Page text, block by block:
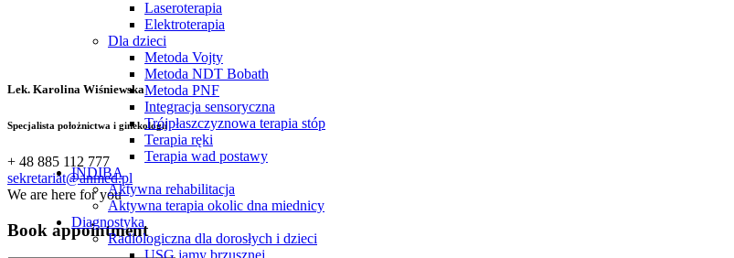
Laseroterapia
Elektroterapia
Dla dzieci
Metoda Vojty
Metoda NDT Bobath
Metoda PNF
Integracja sensoryczna
Trójpłaszczyznowa terapia stóp
Terapia ręki
Terapia wad postawy
INDIBA
Aktywna rehabilitacja
Aktywna terapia okolic dna miednicy
Diagnostyka
Radiologiczna dla dorosłych i dzieci
USG jamy brzusznej
Lek. Karolina Wiśniewska
Specjalista położnictwa i ginekologii
+ 48 885 112 777
sekretariat@anmed.pl
We are here for you
Book appointment